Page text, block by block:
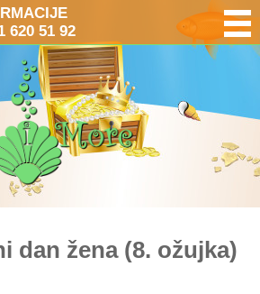
620 51 92
dan žena (8. ožujka)